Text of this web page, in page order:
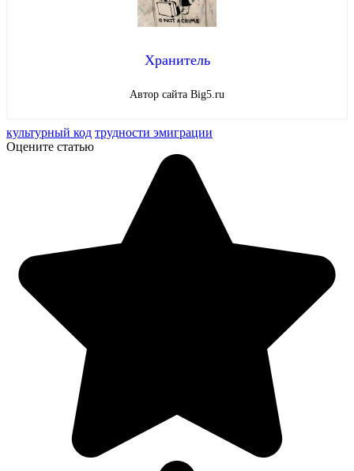
Хранитель
Автор сайта Big5.ru
культурный код трудности эмиграции
Оцените статью